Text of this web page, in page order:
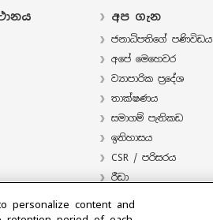
අප ගැන
ජනාධිපතිගේ පණිවිඩය
අපේ මෙහෙවර
ව්‍යාපාරික ප්‍රදේශ
තාක්ෂණය
සමාගම් පැතිකඩ
ඉතිහාසය
CSR / පරිසරය
‍රීඩා
personalize content and